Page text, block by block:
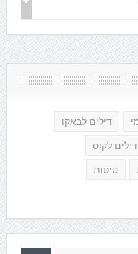
דילים לבאקו
דילים לקוס
טיסות